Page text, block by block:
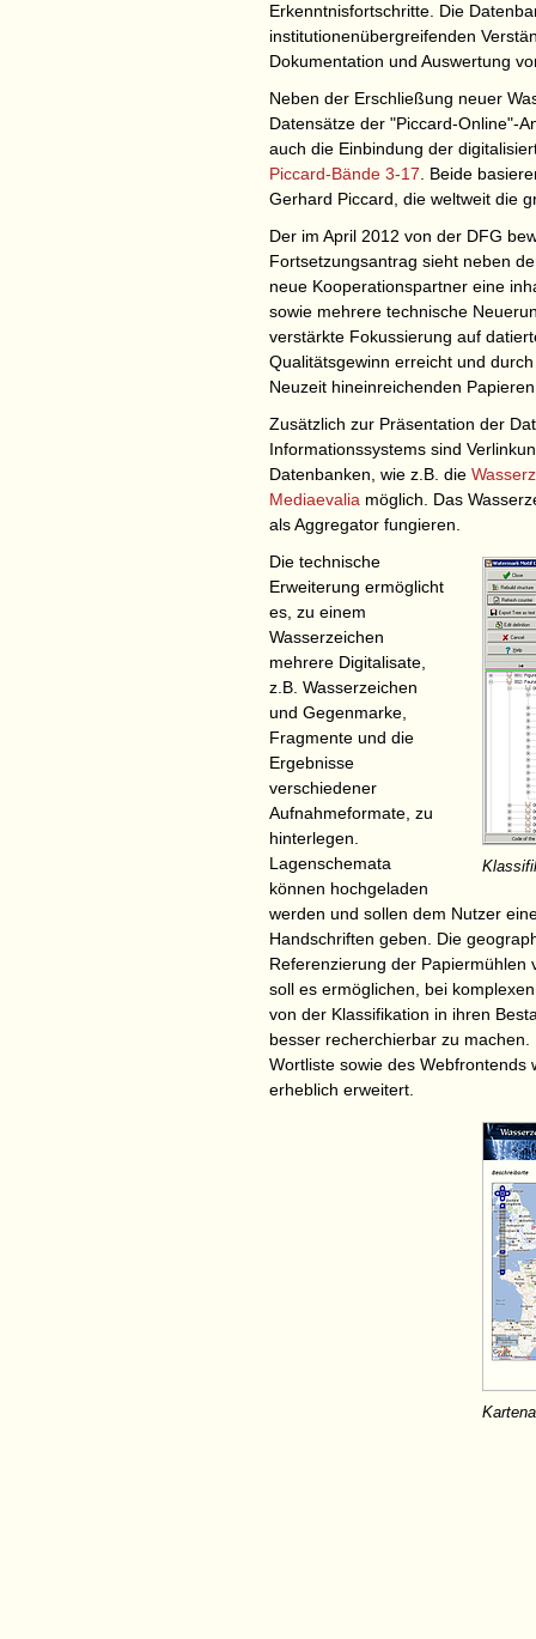
Erkenntnisfortschritte. Die
institutionenübergreifenden
Dokumentation und Auswertung
Neben der Erschließung neuer
Datensätze der "Piccard-Online"-
auch die Einbindung der
Piccard-Bände 3-17 . Beide
Gerhard Piccard, die weltweit die
Der im April 2012 von der DFG
Fortsetzungsantrag sieht neben
neue Kooperationspartner eine
sowie mehrere technische
verstärkte Fokussierung auf
Qualitätsgewinn erreicht und
Neuzeit hineinreichenden
Zusätzlich zur Präsentation der
Informationssystems sind
Datenbanken, wie z.B. die
Mediaevalia möglich. Das
als Aggregator fungieren.
Die technische
Erweiterung ermöglicht
es, zu einem
Wasserzeichen
mehrere Digitalisate,
z.B. Wasserzeichen
und Gegenmarke,
Fragmente und die
Ergebnisse
verschiedener
Aufnahmeformate, zu
hinterlegen.
Lagenschemata
können hochgeladen
werden und sollen dem Nutzer
Handschriften geben. Die
Referenzierung der Papiermühlen
soll es ermöglichen, bei
von der Klassifikation in ihren
besser recherchierbar zu
Wortliste sowie des
erheblich erweitert.